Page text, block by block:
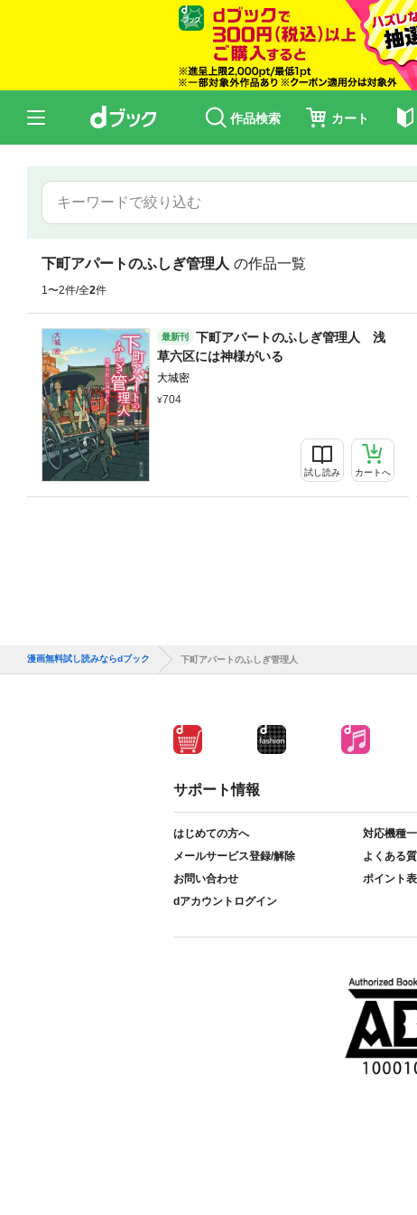
作品検索 カート
下町アパートのふしぎ管理人 の作品一覧
1〜2件/全2件
最新刊
下町アパートのふしぎ管理人 浅
草六区には神様がいる
大城密
704
試し読み カートへ
漫画無料試し読みならdブック 下町アパートのふしぎ管理人
サポート情報
はじめての方へ
対応機種
メールサービス登録/解除
よくある
お問い合わせ
ポイント
dアカウントログイン